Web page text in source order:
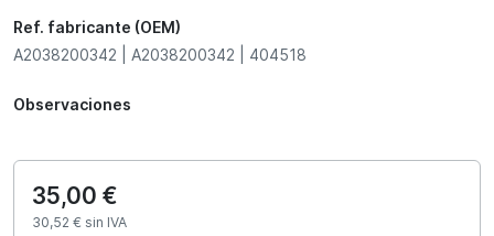
Ref. fabricante (OEM)
A2038200342 | A2038200342 | 404518
Observaciones
35,00 €
30,52 € sin IVA